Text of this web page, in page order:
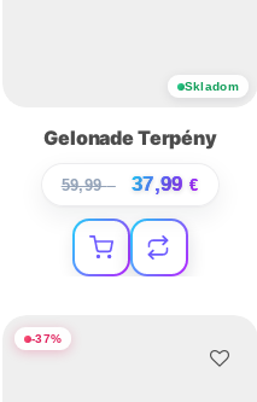
Skladom
Gelonade Terpény
59,99€ 37,99 €
-37%